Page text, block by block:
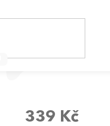
339 Kč